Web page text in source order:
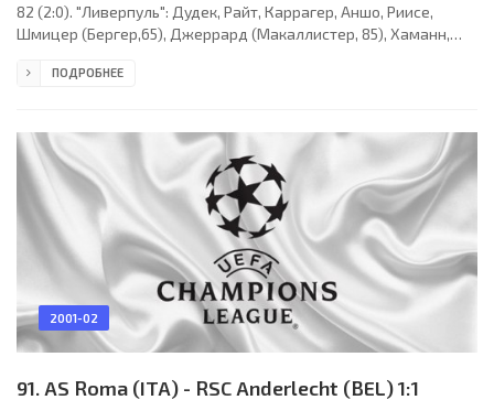
82 (2:0). "Ливерпуль": Дудек, Райт, Каррагер, Аншо, Риисе,
Шмицер (Бергер,65), Джеррард (Макаллистер, 85), Хаманн,
Леманн, Вернс, Ройтер, Метцельдер, Эванилсон, Олисе (Бобич,
Судья: Нильсен (Дания). 30 октября. Ливерпуль. "Стадион
"Энфилд Роуд". 41 507 зрителей.
ПОДРОБНЕЕ
2001-02
91. AS Roma (ITA) - RSC Anderlecht (BEL) 1:1